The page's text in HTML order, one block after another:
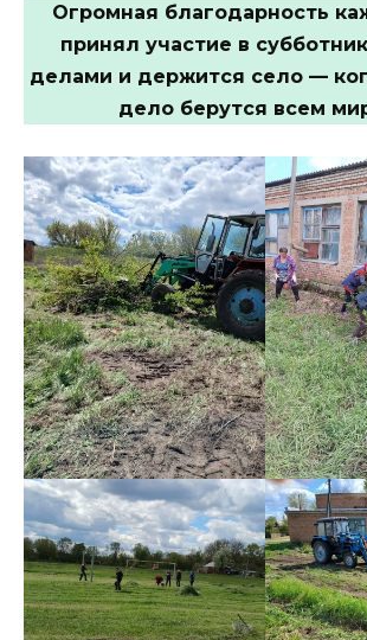
Огромная благодарность
принял участие в
делами и держится село —
дело берутся всем